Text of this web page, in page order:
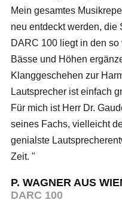
Mein gesamtes
neu entdeckt werden, die
DARC 100 liegt in den so
Bässe und Höhen
Klanggeschehen zur
Lautsprecher ist einfach
Für mich ist Herr Dr.
seines Fachs, vielleicht
genialste
Zeit. "
P. WAGNER AUS
DARC 100